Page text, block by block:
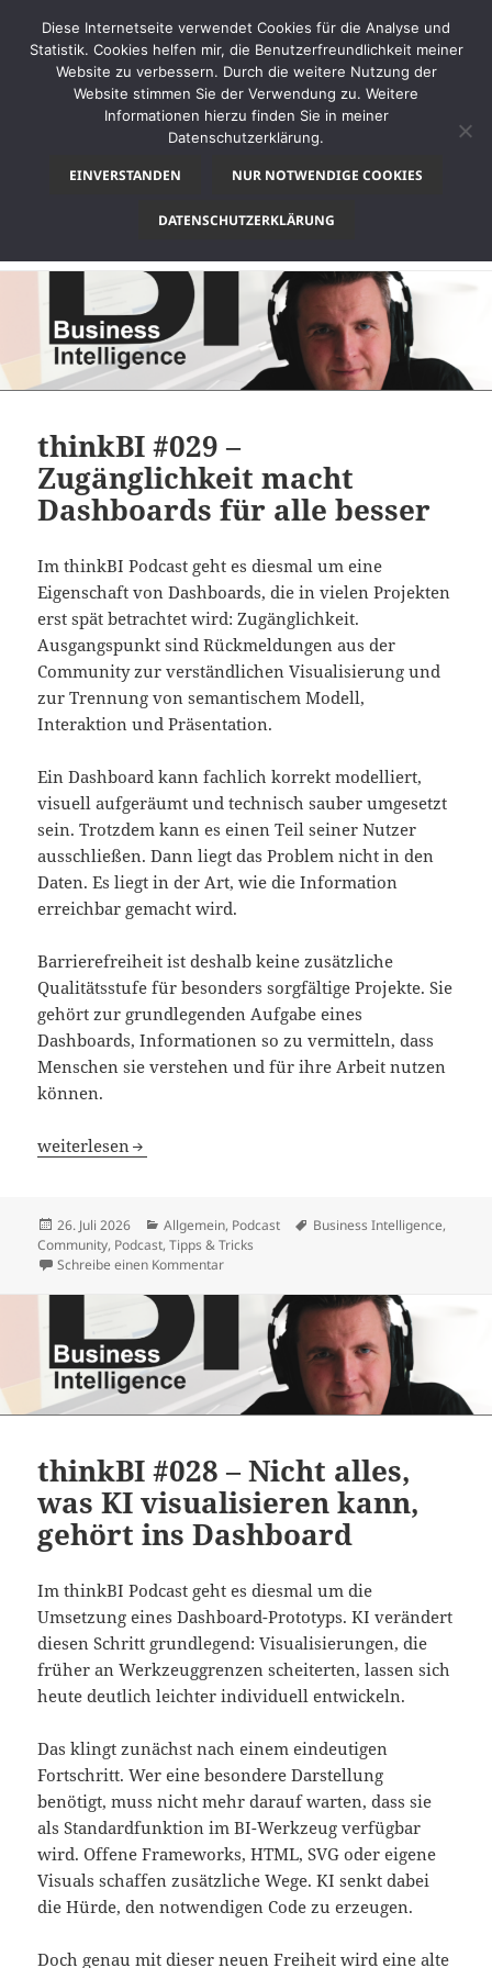
Juli 2026
thinkBI #029 –
Zugänglichkeit macht
Dashboards für alle besser
Im thinkBI Podcast geht es diesmal um eine
Eigenschaft von Dashboards, die in vielen Projekten
erst spät betrachtet wird: Zugänglichkeit.
Ausgangspunkt sind Rückmeldungen aus der
Community zur verständlichen Visualisierung und
zur Trennung von semantischem Modell,
Interaktion und Präsentation.
Ein Dashboard kann fachlich korrekt modelliert,
visuell aufgeräumt und technisch sauber umgesetzt
sein. Trotzdem kann es einen Teil seiner Nutzer
ausschließen. Dann liegt das Problem nicht in den
Daten. Es liegt in der Art, wie die Information
erreichbar gemacht wird.
Barrierefreiheit ist deshalb keine zusätzliche
Qualitätsstufe für besonders sorgfältige Projekte. Sie
gehört zur grundlegenden Aufgabe eines
Dashboards, Informationen so zu vermitteln, dass
Menschen sie verstehen und für ihre Arbeit nutzen
können.
thinkBI #029 – Zugänglichkeit macht Dashboards für alle
weiterlesen
Veröffentlicht
am
26. Juli 2026 Kategorien
Allgemein, Podcast Schlagwörter
Business Intelligence,
Community, Podcast,Tipps & Tricks
Schreibe einen Kommentarzu thinkBI #029 – Zugänglichkeit macht
thinkBI #028 – Nicht alles,
was KI visualisieren kann,
gehört ins Dashboard
Im thinkBI Podcast geht es diesmal um die
Umsetzung eines Dashboard-Prototyps. KI verändert
diesen Schritt grundlegend: Visualisierungen, die
früher an Werkzeuggrenzen scheiterten, lassen sich
heute deutlich leichter individuell entwickeln.
Das klingt zunächst nach einem eindeutigen
Fortschritt. Wer eine besondere Darstellung
benötigt, muss nicht mehr darauf warten, dass sie
als Standardfunktion im BI-Werkzeug verfügbar
wird. Offene Frameworks, HTML, SVG oder eigene
Visuals schaffen zusätzliche Wege. KI senkt dabei
die Hürde, den notwendigen Code zu erzeugen.
Doch genau mit dieser neuen Freiheit wird eine alte
Diese Internetseite verwendet Cookies für die Analyse und
Statistik. Cookies helfen mir, die Benutzerfreundlichkeit meiner
Website zu verbessern. Durch die weitere Nutzung der
Website stimmen Sie der Verwendung zu. Weitere
Informationen hierzu finden Sie in meiner
Datenschutzerklärung.
EINVERSTANDEN NUR NOTWENDIGE COOKIES
DATENSCHUTZERKLÄRUNG